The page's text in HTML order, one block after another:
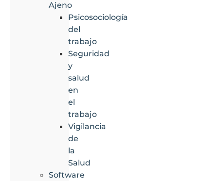
Ajeno
Psicosociología
del
trabajo
Seguridad
y
salud
en
el
trabajo
Vigilancia
de
la
Salud
Software